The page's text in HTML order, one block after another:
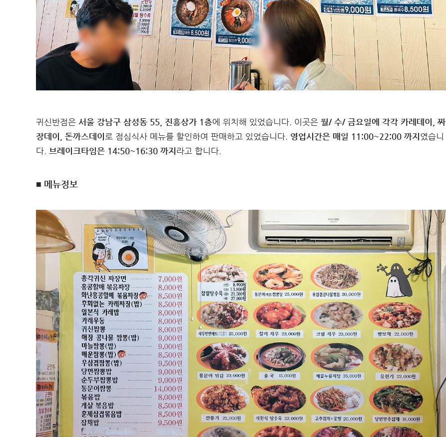
귀신반점은 서울 강남구 삼성동 55, 진흥상가 1층에 위치해 있었습니다. 이곳은 월/ 수/ 금요일에 각각 카레데이, 짜
장데이, 돈까스데이 로 점심식사 메뉴를 할인하여 판매하고 있었습니다. 영업시간은 매일 11:00~22:00 까지 였습니
다. 브레이크타임은 14:50~16:30 까지 라고 합니다.
■ 메뉴정보